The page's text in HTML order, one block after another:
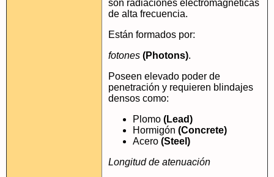
son radiaciones electromagnéticas
de alta frecuencia.
Están formados por:
fotones (Photons).
Poseen elevado poder de
penetración y requieren blindajes
densos como:
Plomo (Lead)
Hormigón (Concrete)
Acero (Steel)
Longitud de atenuación